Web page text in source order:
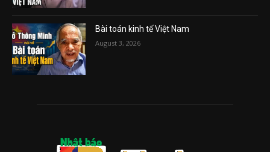
Bài toán kinh tế Việt Nam
August 3, 2026